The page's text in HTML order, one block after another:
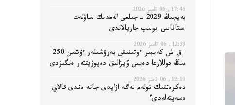
17:46, 06 تامىز 2026
بەيجىڭ 2029 -جىلعى الەمدىك ساۋلەت
استاناسى بولىپ جاريالاندى
12:39, 06 تامىز 2026
ا ق ش كەيبىر ءوتىنىش بەرۋشىلەر ءۇشىن 250
مىڭ دوللارعا دەيىن ۆيزالىق دەپوزيتتەر ەنگىزدى
12:10, 06 تامىز 2026
دەكرەتتىك تولەم نەگە ازايدى جانە ەندى قالاي
ەسەپتەلەدى؟